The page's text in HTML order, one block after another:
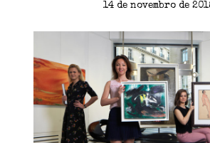
14 de novembro de